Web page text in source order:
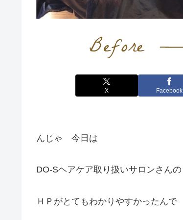
X Facebook
んじゃ 今日は
DO-Sヘアケア取り扱いサロンさんの
ＨＰがとてもわかりやすかったんで